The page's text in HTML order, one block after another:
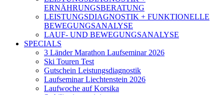
ERNÄHRUNGSBERATUNG
LEISTUNGSDIAGNOSTIK + FUNKTIONELLE
BEWEGUNGSANALYSE
LAUF- UND BEWEGUNGSANALYSE
SPECIALS
3 Länder Marathon Laufseminar 2026
Ski Touren Test
Gutschein Leistungsdiagnostik
Laufseminar Liechtenstein 2026
Laufwoche auf Korsika